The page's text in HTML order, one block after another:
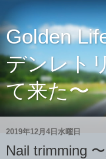
Golden
デンレト
て来た〜
2019年12月4日水曜日
Nail trimming